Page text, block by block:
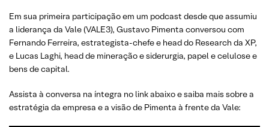
Em sua primeira participação em um podcast desde que assumiu
a liderança da Vale (VALE3), Gustavo Pimenta conversou com
Fernando Ferreira, estrategista-chefe e head do Research da XP,
e Lucas Laghi, head de mineração e siderurgia, papel e celulose e
bens de capital.
Assista à conversa na íntegra no link abaixo e saiba mais sobre a
estratégia da empresa e a visão de Pimenta à frente da Vale: